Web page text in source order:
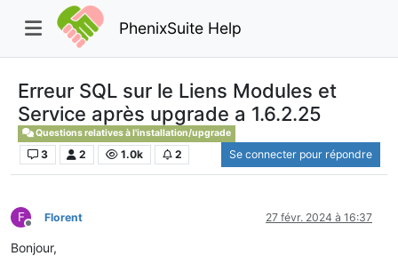
PhenixSuite Help
Erreur SQL sur le Liens Modules et
Service après upgrade a 1.6.2.25
Questions relatives à l'installation/upgrade
3 2 1.0k 2 Se connecter pour répondre
F
Hors-ligne
Florent 27 févr. 2024 à 16:37
Bonjour,